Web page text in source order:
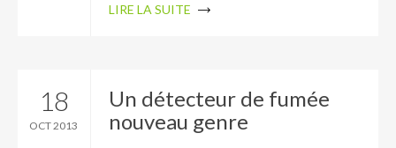
LIRE LA SUITE
18
OCT 2013
Un détecteur de fumée
nouveau genre